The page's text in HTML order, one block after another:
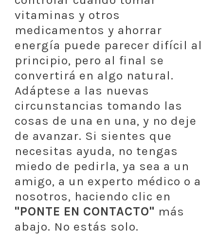
vitaminas y otros
medicamentos y ahorrar
energía puede parecer difícil al
principio, pero al final se
convertirá en algo natural.
Adáptese a las nuevas
circunstancias tomando las
cosas de una en una, y no deje
de avanzar. Si sientes que
necesitas ayuda, no tengas
miedo de pedirla, ya sea a un
amigo, a un experto médico o a
nosotros, haciendo clic en
"PONTE EN CONTACTO" más
abajo. No estás solo.